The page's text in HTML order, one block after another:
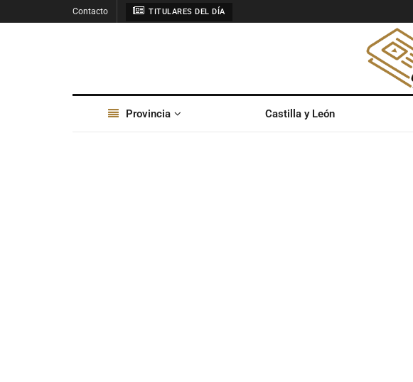
Contacto TITULARES DEL DÍA
Provincia Castilla y León